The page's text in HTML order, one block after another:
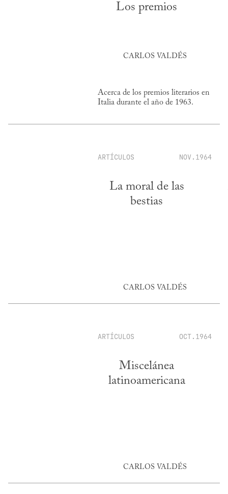
Los premios
CARLOS VALDÉS
Acerca de los premios literarios en
Italia durante el año de 1963.
ARTÍCULOS NOV.1964
La moral de las
bestias
CARLOS VALDÉS
ARTÍCULOS OCT.1964
Miscelánea
latinoamericana
CARLOS VALDÉS